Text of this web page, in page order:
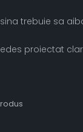
trebuie sa
proiectat